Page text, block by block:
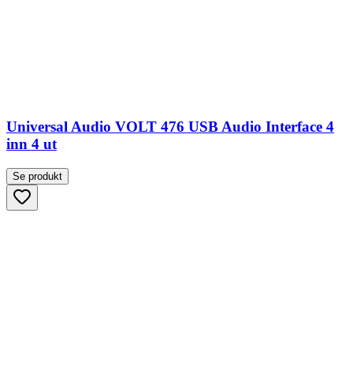
Universal Audio VOLT 476 USB Audio Interface 4
inn 4 ut
Se produkt